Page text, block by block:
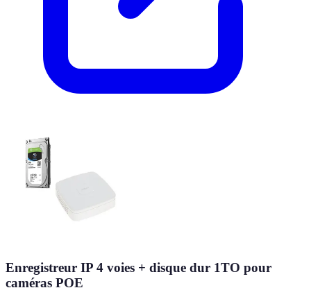
Enregistreur IP 4 voies + disque dur 1TO pour
caméras POE